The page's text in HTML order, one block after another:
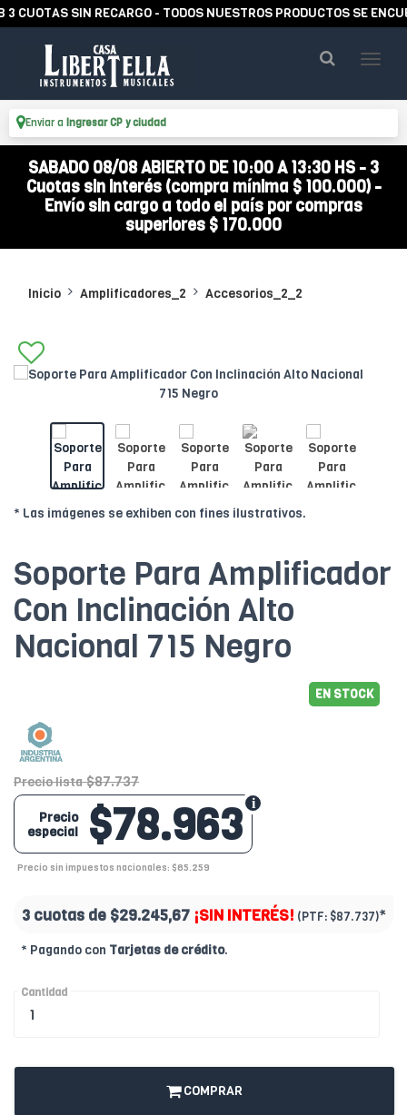
SIN RECARGO - TODOS NUESTROS PRODUCTOS SE
Enviar a Ingresar CP y ciudad
SABADO 08/08 ABIERTO DE 10:00 A 13:30 HS - 3
Cuotas sin interés (compra mínima $ 100.000) -
Envío sin cargo a todo el país por compras
superiores $ 170.000
Inicio Amplificadores_2 Accesorios_2_2
* Las imágenes se exhiben con fines ilustrativos.
Soporte Para Amplificador
Con Inclinación Alto
Nacional 715 Negro
EN STOCK
Precio lista $87.737
$78.963
Precio
especial
Precio sin impuestos nacionales: $65.259
3 cuotas de $29.245,67 ¡SIN INTERÉS! (PTF: $87.737)*
* Pagando con Tarjetas de crédito.
Cantidad
COMPRAR